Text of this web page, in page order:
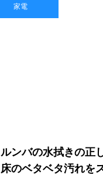
家電
ルンバの水拭きの正
床のベタベタ汚れを